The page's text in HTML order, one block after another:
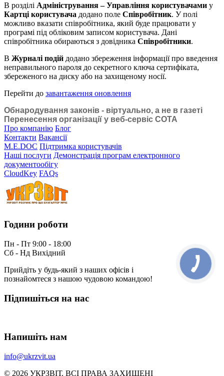
В розділі Адміністрування – Управління користувачами у
Картці користувача додано поле Співробітник. У полі
можливо вказати співробітника, який буде працювати у
програмі під обліковим записом користувача. Дані
співробітника обираються з довідника Співробітники.
В Журналі подій додано збереження інформації про введення
неправильного пароля до секретного ключа сертифіката,
збереженого на диску або на захищеному носії.
Перейти до завантаження оновлення
Обнародування законів - віртуально, а не в газеті
Перенесення організації у веб-сервіс СОТА
Про компанію Блог
Контакти Вакансії
M.E.DOC Підтримка користувачів
Наші послуги Демонстрація програм електронного
документообігу
CloudKey FAQs
Години роботи
Пн - Пт 9:00 - 18:00
Сб - Нд Вихідний
Прийдіть у будь-який з наших офісів і
познайомтеся з нашою чудовою командою!
Підпишіться на нас
Напишіть нам
info@ukrzvit.ua
© 2026 УКРЗВIТ. ВСI ПРАВА ЗАХИЩЕНI